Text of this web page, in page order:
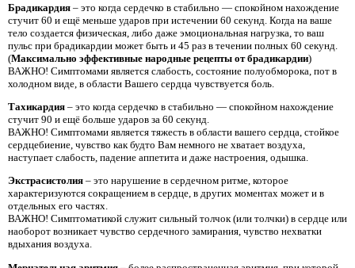
Брадикардия – это когда сердечко в стабильно — спокойном нахождение
стучит 60 и ещё меньше ударов при истечении 60 секунд. Когда на ваше
тело создается физическая, либо даже эмоциональная нагрузка, то ваш
пульс при брадикардии может быть и 45 раз в течении полных 60 секунд.
(Максимально эффективные народные рецепты от брадикардии)
ВАЖНО! Симптомами является слабость, состояние полуобморока, пот в
холодном виде, в области Вашего сердца чувствуется боль.
Тахикардия – это когда сердечко в стабильно — спокойном нахождение
стучит 90 и ещё больше ударов за 60 секунд.
ВАЖНО! Симптомами является тяжесть в области вашего сердца, стойкое
сердцебиение, чувство как будто Вам немного не хватает воздуха,
наступает слабость, падение аппетита и даже настроения, одышка.
Экстрасистолия – это нарушение в сердечном ритме, которое
характеризуются сокращением в сердце, в других моментах может и в
отдельных его частях.
ВАЖНО! Симптоматикой служит сильный толчок (или толчки) в сердце или
наоборот возникает чувство сердечного замирания, чувство нехватки
вдыхания воздуха.